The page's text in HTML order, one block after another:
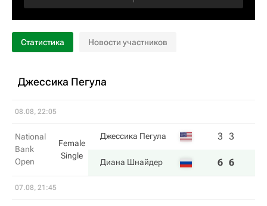
Статистика Новости участников
Джессика Пегула
08.08, 22:05
National
Bank
Open
Female
Single
Джессика Пегула 3 3
Диана Шнайдер 6 6
07.08, 21:45